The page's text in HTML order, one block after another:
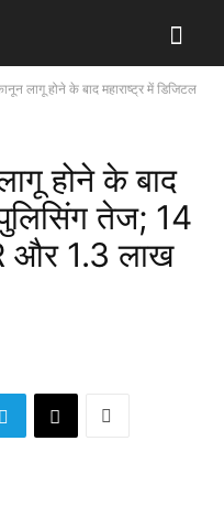
लागू होने के बाद महाराष्ट्र में डिजिटल
होने के बाद
तेज; 14
और 1.3 लाख